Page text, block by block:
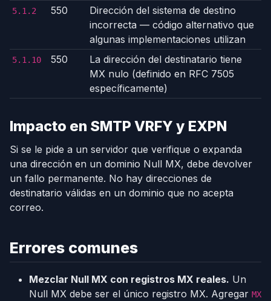
5.1.2 550
Dirección del sistema de destino
incorrecta — código alternativo que
algunas implementaciones utilizan
5.1.10 550
La dirección del destinatario tiene
MX nulo (definido en RFC 7505
específicamente)
Impacto en SMTP VRFY y EXPN
Si se le pide a un servidor que verifique o expanda
una dirección en un dominio Null MX, debe devolver
un fallo permanente. No hay direcciones de
destinatario válidas en un dominio que no acepta
correo.
Errores comunes
Mezclar Null MX con registros MX reales. Un
Null MX debe ser el único registro MX. Agregar MX